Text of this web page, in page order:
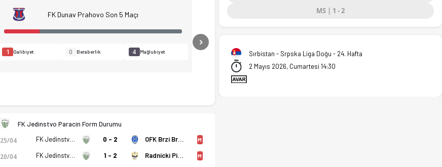
FK Dunav Prahovo Son 5 Maçı
1 Galibiyet 0 Beraberlik 4 Mağlubiyet Next
FK Jedinstvo Paracin Form Durumu
25/04 FK Jedinstvo Paracin 0 - 2 OFK Brzi Brod M
20/04 FK Jedinstvo Paracin 1 - 2 Radnicki Pirot M
MS | 1 - 2
Sırbistan - Srpska Liga Doğu - 24. Hafta
2 Mayıs 2026, Cumartesi 14:30